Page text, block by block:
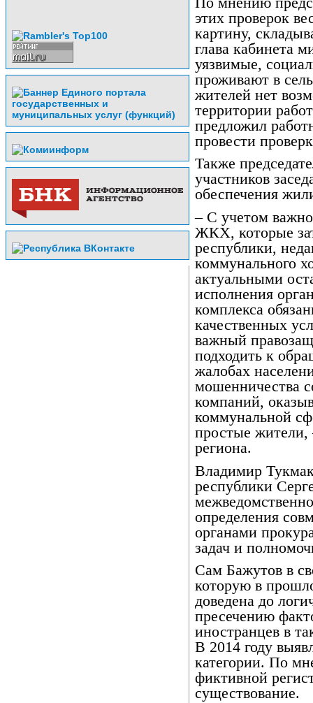
этих проверок
картину,
глава кабинета
уязвимые,
проживают в
жителей нет
территории
предложил
провести
Также
участников
обеспечения
– С учетом
ЖКХ, которые
республики,
коммунального
актуальными
исполнения
комплекса
качественных
важный
подходить к
жалобах
мошенничества
компаний,
коммунальной
простые жители,
региона.
Владимир
республики
определения
органами
задач и
Сам Бажутов в
которую в
доведена до
пресечению
иностранцев в
В 2014 году
категории. По
фиктивной
существование.